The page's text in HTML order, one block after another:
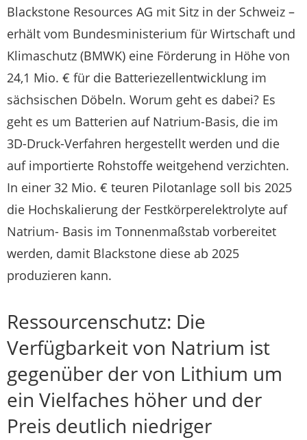
Blackstone Resources AG mit Sitz in der Schweiz –
erhält vom Bundesministerium für Wirtschaft und
Klimaschutz (BMWK) eine Förderung in Höhe von
24,1 Mio. € für die Batteriezellentwicklung im
sächsischen Döbeln. Worum geht es dabei? Es
geht es um Batterien auf Natrium-Basis, die im
3D-Druck-Verfahren hergestellt werden und die
auf importierte Rohstoffe weitgehend verzichten.
In einer 32 Mio. € teuren Pilotanlage soll bis 2025
die Hochskalierung der Festkörperelektrolyte auf
Natrium- Basis im Tonnenmaßstab vorbereitet
werden, damit Blackstone diese ab 2025
produzieren kann.
Ressourcenschutz: Die
Verfügbarkeit von Natrium ist
gegenüber der von Lithium um
ein Vielfaches höher und der
Preis deutlich niedriger